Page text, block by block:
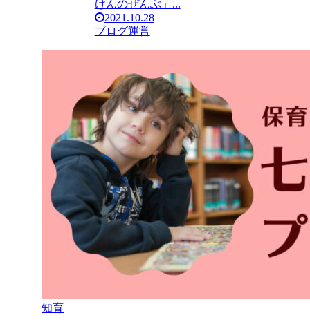
けんのぜんぶ」...
2021.10.28
ブログ運営
知育